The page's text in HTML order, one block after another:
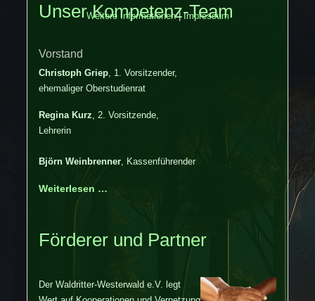
Unser Kompetenz-Team
Vorstand
Christoph Griep, 1. Vorsitzender,
ehemaliger Oberstudienrat
Regina Kurz, 2. Vorsitzende,
Lehrerin
Björn Weinbrenner, Kassenführender
Weiterlesen …
Förderer und Partner
Der Waldritter-Westerwald e.V. legt
Weitere Informationen|Impressum